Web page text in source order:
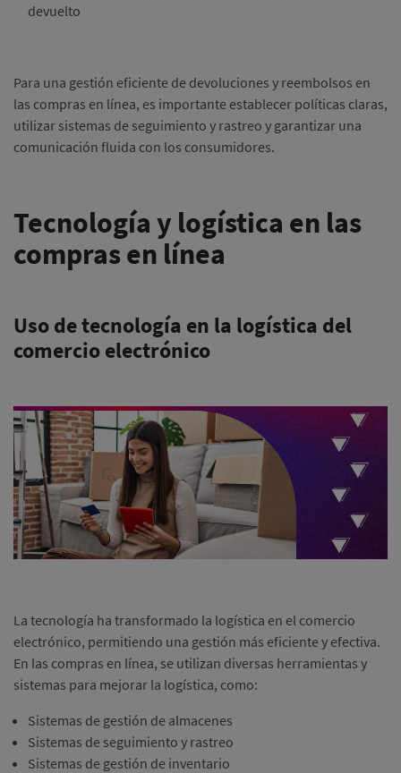
devuelto
Para una gestión eficiente de devoluciones y reembolsos en
las compras en línea, es importante establecer políticas claras,
utilizar sistemas de seguimiento y rastreo y garantizar una
comunicación fluida con los consumidores.
Tecnología y logística en las
compras en línea
Uso de tecnología en la logística del
comercio electrónico
La tecnología ha transformado la logística en el comercio
electrónico, permitiendo una gestión más eficiente y efectiva.
En las compras en línea, se utilizan diversas herramientas y
sistemas para mejorar la logística, como:
Sistemas de gestión de almacenes
Sistemas de seguimiento y rastreo
Sistemas de gestión de inventario